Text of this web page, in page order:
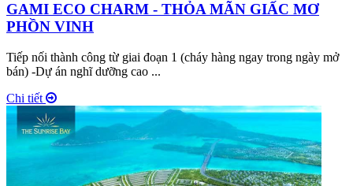
GAMI ECO CHARM - THỎA MÃN GIẤC MƠ
PHỒN VINH
Tiếp nối thành công từ giai đoạn 1 (cháy hàng ngay trong ngày mở
bán) -Dự án nghĩ dưỡng cao ...
Chi tiết